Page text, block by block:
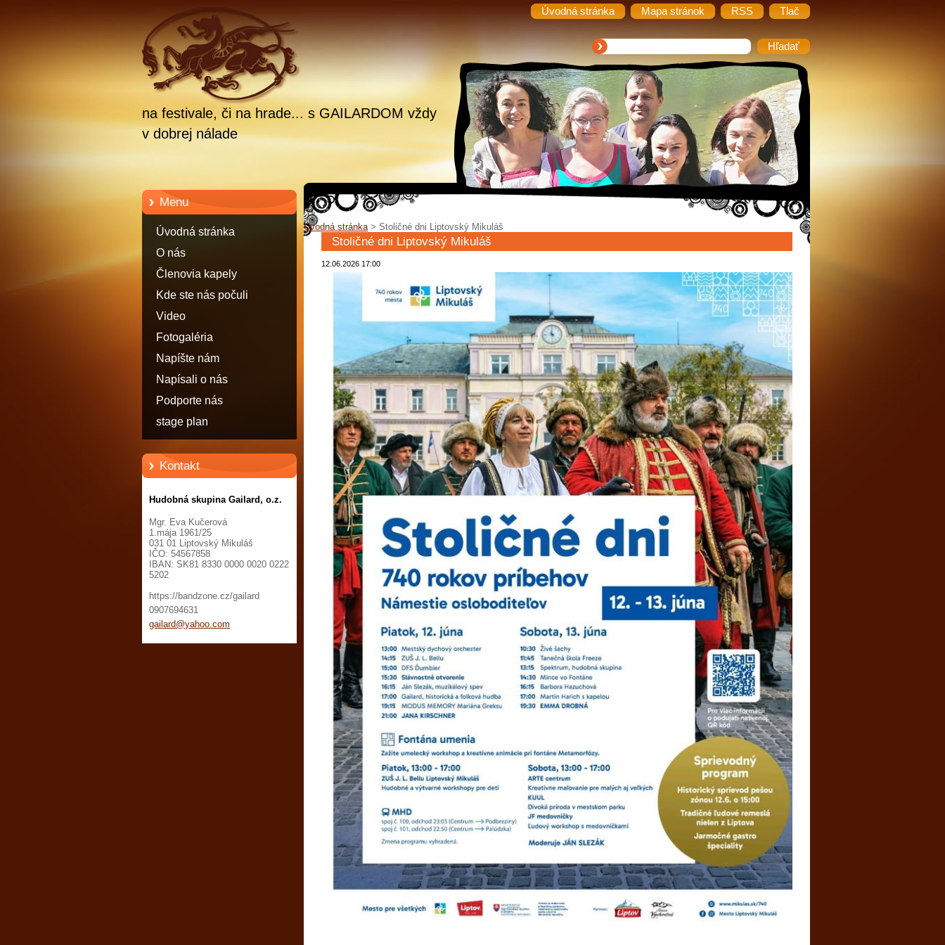
Úvodná stránka Mapa stránok RSS Tlač
na festivale, či na hrade... s GAILARDOM vždy
v dobrej nálade
Menu
Úvodná stránka
O nás
Členovia kapely
Kde ste nás počuli
Video
Fotogaléria
Napíšte nám
Napísali o nás
Podporte nás
stage plan
Kontakt
Hudobná skupina Gailard, o.z.
Mgr. Eva Kučerová
1.mája 1961/25
031 01 Liptovský Mikuláš
IČO: 54567858
IBAN: SK81 8330 0000 0020 0222
5202
https://bandzone.cz/gailard
0907694631
gailard@yahoo.com
Úvodná stránka > Stoličné dni Liptovský Mikuláš
Stoličné dni Liptovský Mikuláš
12.06.2026 17:00